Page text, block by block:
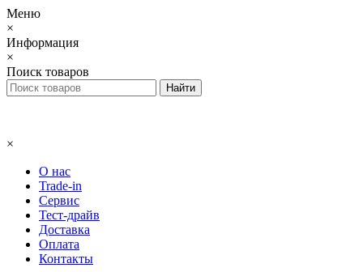
Меню
×
Информация
×
Поиск товаров
×
О нас
Trade-in
Сервис
Тест-драйв
Доставка
Оплата
Контакты